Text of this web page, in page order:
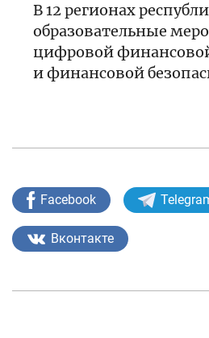
В 12 регионах
образовательные
цифровой
и финансовой
Facebook
Вконтакте